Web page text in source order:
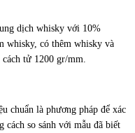
dịch whisky với 10%
whisky, có thêm whisky và
tử 1200 gr/mm.
chuẩn là phương pháp để xác
cách so sánh với mẫu đã biết